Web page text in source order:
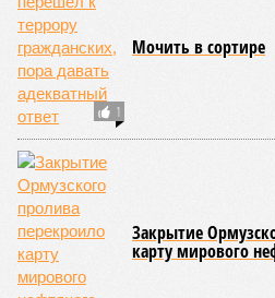
Героини мультика «Три богатыря» (фото:
В англоязычном «Тик Токе» новый
надевают самодельные сарафаны
устраивают пляску, подражая
«Добрыня Никитич и Змей
с хештегами #3 slavicdivas (три
набирают десятки тысяч
Понятно, что это сиюминутная
Однако можно вспомнить, как
в России соцсеть разрывал